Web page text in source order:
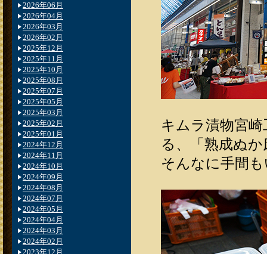
キムラ漬物宮
る、「熟成ぬか
そんなに手間
2026年06月
2026年04月
2026年03月
2026年02月
2025年12月
2025年11月
2025年10月
2025年08月
2025年07月
2025年05月
2025年03月
2025年02月
2025年01月
2024年12月
2024年11月
2024年10月
2024年09月
2024年08月
2024年07月
2024年05月
2024年04月
2024年03月
2024年02月
2023年12月